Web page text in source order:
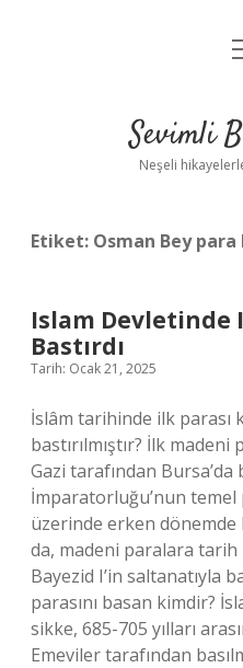
Sevimli
Neşeli
Etiket: Osman Bey para
Islam Devletinde
Bastırdı
Tarih: Ocak 21, 2025
İslâm tarihinde ilk parası
bastırılmıştır? İlk madeni
Gazi tarafından Bursa’da
İmparatorluğu’nun
üzerinde erken dönemde
da, madeni paralara tarih
Bayezid I’in saltanatıyla
parasını basan kimdir?
sikke, 685-705 yılları
Emeviler tarafından